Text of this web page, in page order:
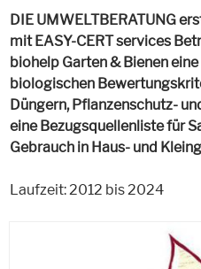
DIE UMWELTBERATUNG
mit EASY-CERT services
biohelp Garten & Bienen
biologischen
Düngern, Pflanzenschutz-
eine Bezugsquellenliste für
Gebrauch in Haus- und
Laufzeit: 2012 bis 2024